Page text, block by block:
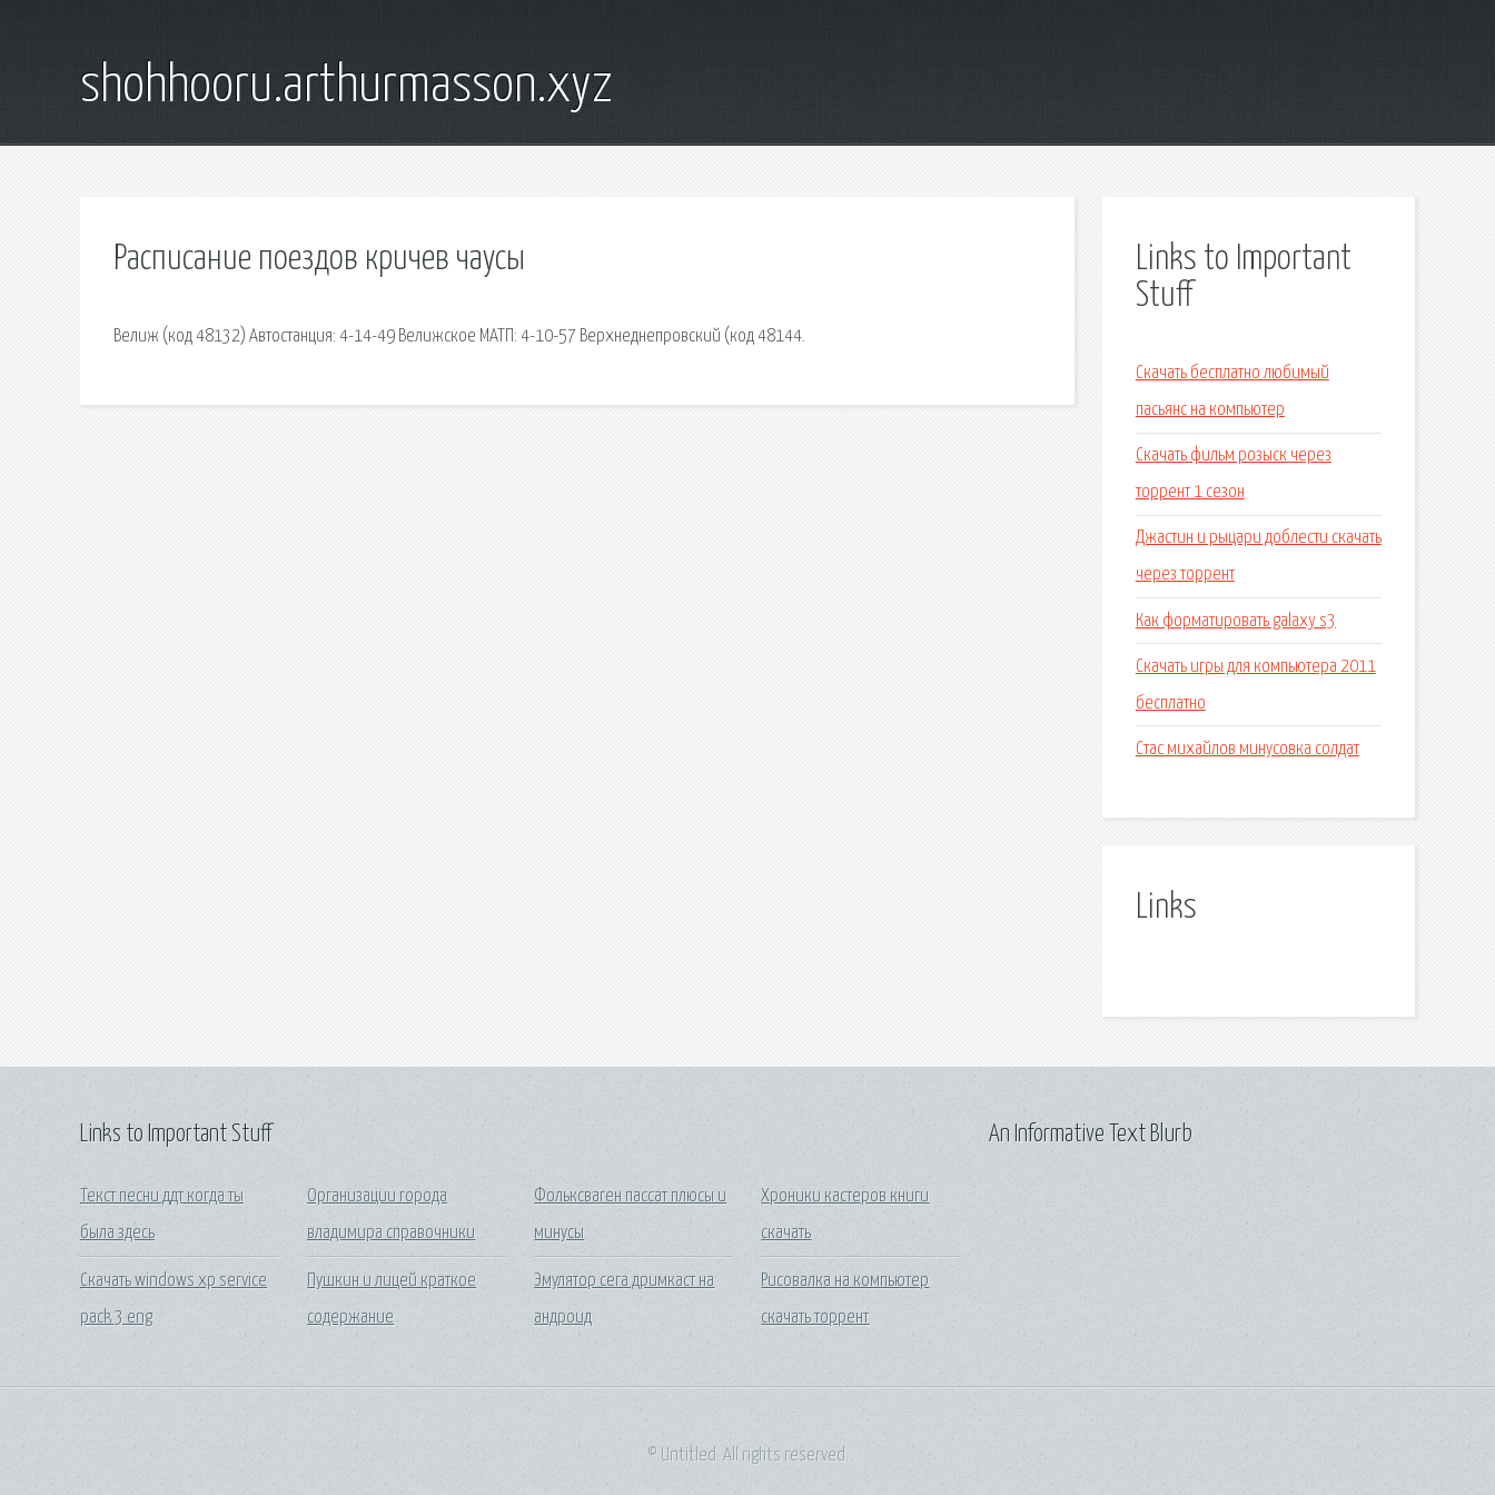
shohhooru.arthurmasson.xyz
Расписание поездов кричев чаусы
Велиж (код 48132) Автостанция: 4-14-49 Велижское МАТП: 4-10-57 Верхнеднепровский (код 48144.
Links to Important
Stuff
Скачать бесплатно любимый
пасьянс на компьютер
Скачать фильм розыск через
торрент 1 сезон
Джастин и рыцари доблести скачать
через торрент
Как форматировать galaxy s3
Скачать игры для компьютера 2011
бесплатно
Стас михайлов минусовка солдат
Links
Links to Important Stuff
Текст песни ддт когда ты
была здесь
Скачать windows xp service
pack 3 eng
Организации города
владимира справочники
Пушкин и лицей краткое
содержание
Фольксваген пассат плюсы и
минусы
Эмулятор сега дримкаст на
андроид
Хроники кастеров книги
скачать
Рисовалка на компьютер
скачать торрент
An Informative Text Blurb
© Untitled. All rights reserved.